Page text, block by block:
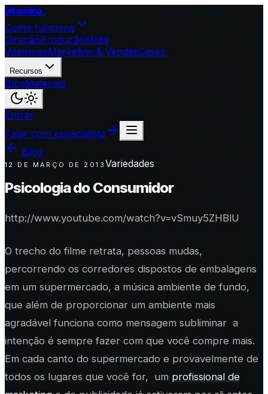
vitamina.
Como funciona
DireçãoProduçãoMídia
VitaminasMarketing & VendasCases
Recursos
BlogMateriais
Entrar
Falar com especialista
Blog
12 DE MARÇO DE 2013 Variedades
Psicologia do Consumidor
http://www.youtube.com/watch?v=vSmuy5ZHBlU
O trecho do filme retrata, pessoas mudas,
percorrendo os corredores dispostos de embalagens
em um supermercado, a música ambiente de fundo,
que além de proporcionar um ambiente mais
agradável funciona como mensagem subliminar a
intenção é sempre fazer com que você compre mais.
Em cada canto do supermercado e provavelmente de
todos os lugares que você for, um profissional de